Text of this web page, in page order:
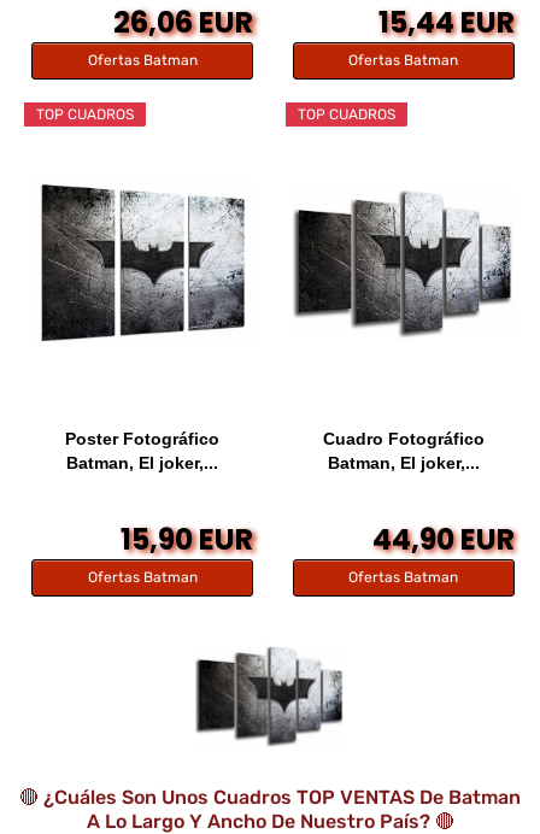
26,06 EUR
Ofertas Batman
15,44 EUR
Ofertas Batman
TOP CUADROS
Poster Fotográfico
Batman, El joker,...
15,90 EUR
Ofertas Batman
TOP CUADROS
Cuadro Fotográfico
Batman, El joker,...
44,90 EUR
Ofertas Batman
🔴 ¿Cuáles Son Unos Cuadros TOP VENTAS De Batman
A Lo Largo Y Ancho De Nuestro País? 🔴